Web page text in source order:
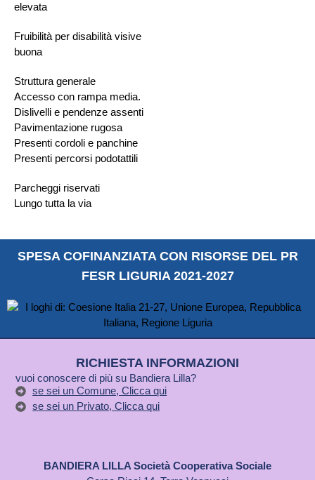
elevata
Fruibilità per disabilità visive
buona
Struttura generale
Accesso con rampa media.
Dislivelli e pendenze assenti
Pavimentazione rugosa
Presenti cordoli e panchine
Presenti percorsi podotattili
Parcheggi riservati
Lungo tutta la via
SPESA COFINANZIATA CON RISORSE DEL PR
FESR LIGURIA 2021-2027
RICHIESTA INFORMAZIONI
vuoi conoscere di più su Bandiera Lilla?
se sei un Comune, Clicca qui
se sei un Privato, Clicca qui
BANDIERA LILLA Società Cooperativa Sociale